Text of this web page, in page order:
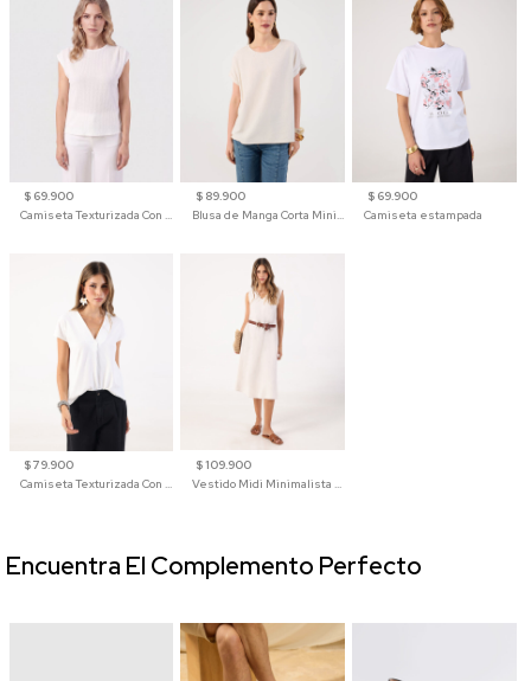
$ 69.900
Camiseta Texturizada Con Hombro Caído Para Mujer
$ 89.900
Blusa de Manga Corta Minimalista para Mujer
$ 69.900
Camiseta estampada
$ 79.900
Camiseta Texturizada Con Cuello En V Para Mujer
$ 109.900
Vestido Midi Minimalista De Silueta Amplia
Encuentra El Complemento Perfecto